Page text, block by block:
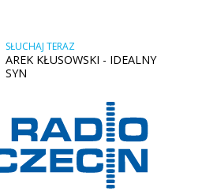
SŁUCHAJ TERAZ
AREK KŁUSOWSKI - IDEALNY
SYN